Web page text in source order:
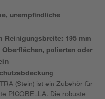
unempfindliche
Reinigungsbreite: 195 mm
polierten oder
(Stein) ist ein Zubehör für
PICOBELLA. Die robuste